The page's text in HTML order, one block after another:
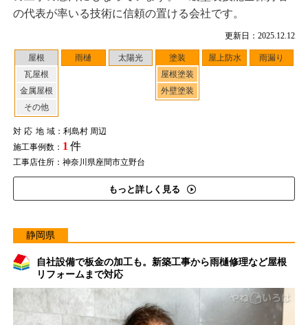
更新日：2025.12.12
屋根
瓦屋根
金属屋根
その他
雨樋 太陽光
塗装
屋根塗装
外壁塗装
屋上防水 雨漏り
対応地域：利島村 周辺
施工事例数： 1 件
工事店住所：神奈川県座間市立野台
もっと詳しく見る
の代表が率いる技術に信頼の置ける会社です。
静岡県
自社設備で板金の加工も。新築工事から雨樋修理など屋根
リフォームまで対応